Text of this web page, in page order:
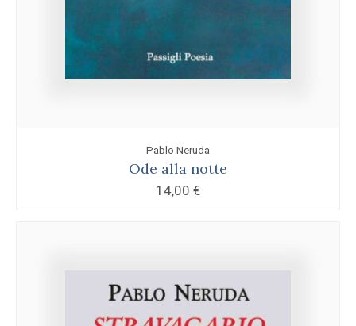
Pablo Neruda
Ode alla notte
14,00 €